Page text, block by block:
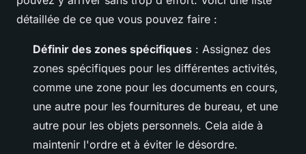
détaillée de ce que vous pouvez faire :
Définir des zones spécifiques : Assignez des
zones spécifiques pour les différentes activités,
comme une zone pour les documents en cours,
une autre pour les fournitures de bureau, et une
autre pour les objets personnels. Cela aide à
maintenir l'ordre et à éviter le désordre.